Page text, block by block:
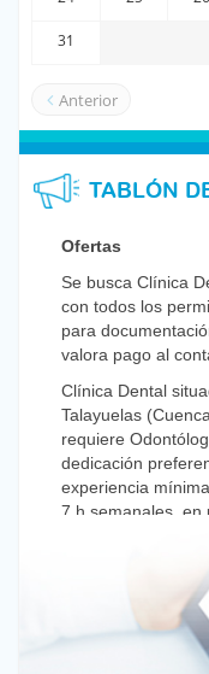
TABLÓN
Ofertas
Se busca Clínica
con todos los
para
valora pago al
Clínica Dental
Talayuelas
requiere
dedicación
experiencia
7 h semanales, en
Se necesita
dedicación
Dental en
económicas